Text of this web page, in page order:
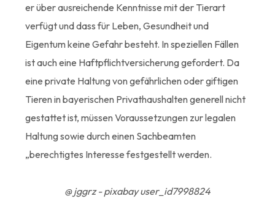
er über ausreichende Kenntnisse mit der Tierart
verfügt und dass für Leben, Gesundheit und
Eigentum keine Gefahr besteht. In speziellen Fällen
ist auch eine Haftpflichtversicherung gefordert. Da
eine private Haltung von gefährlichen oder giftigen
Tieren in bayerischen Privathaushalten generell nicht
gestattet ist, müssen Voraussetzungen zur legalen
Haltung sowie durch einen Sachbeamten
„berechtigtes Interesse festgestellt werden.
@ jggrz - pixabay user_id7998824